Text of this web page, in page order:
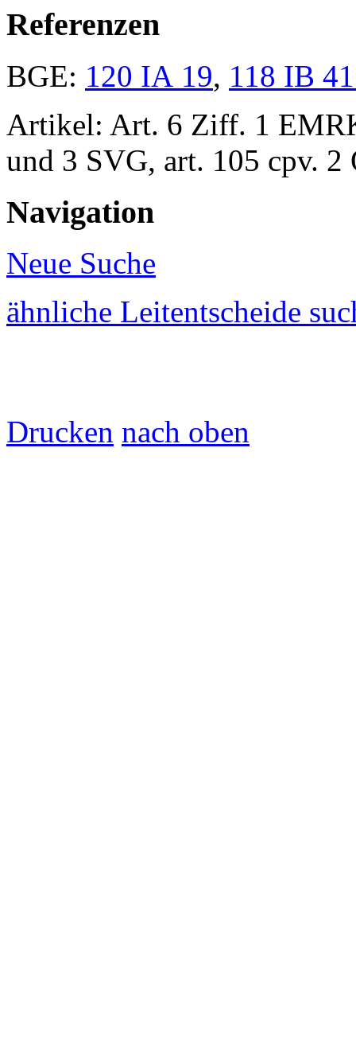
Referenzen
BGE: 120 IA 19, 118 IB
Artikel: Art. 6 Ziff. 1
und 3 SVG, art. 105 cpv. 2
Navigation
Neue Suche
ähnliche Leitentscheide
Drucken nach oben